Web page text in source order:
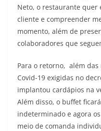
Neto, o restaurante quer
cliente e compreender
momento, além de
colaboradores que
Para o retorno, além
Covid-19 exigidas no
implantou cardápios na
Além disso, o buffet
indeterminado e agora
meio de comanda